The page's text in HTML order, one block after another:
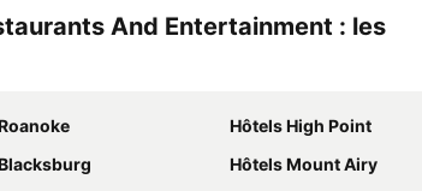
And Entertainment : les
Hôtels High Point
Hôtels Mount Airy